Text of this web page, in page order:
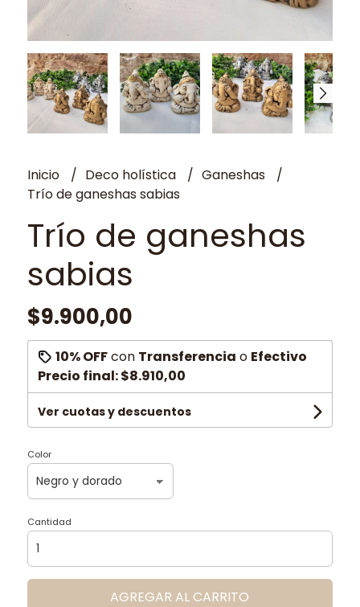
Inicio Deco holística
Ganeshas
Trío de ganeshas sabias
Trío de ganeshas
sabias
$9.900,00
10% OFFcon Transferencia o Efectivo
Precio final:$8.910,00
Ver cuotas y descuentos
Color
Cantidad
AGREGAR AL CARRITO